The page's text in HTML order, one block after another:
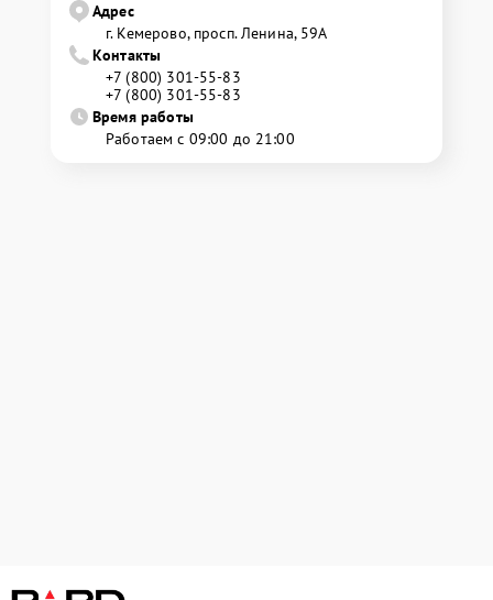
Адрес
г. Кемерово, просп. Ленина, 59А
Контакты
+7 (800) 301-55-83
+7 (800) 301-55-83
Время работы
Работаем с 09:00 до 21:00